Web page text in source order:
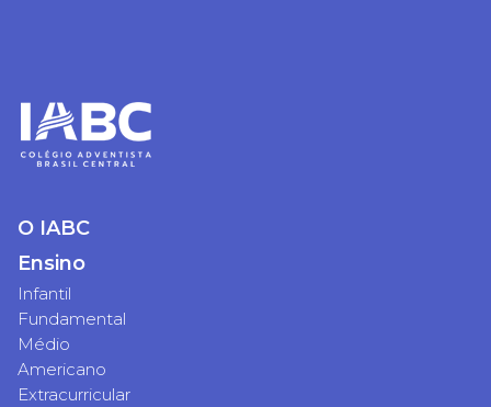
O IABC
Ensino
Infantil
Fundamental
Médio
Americano
Extracurricular